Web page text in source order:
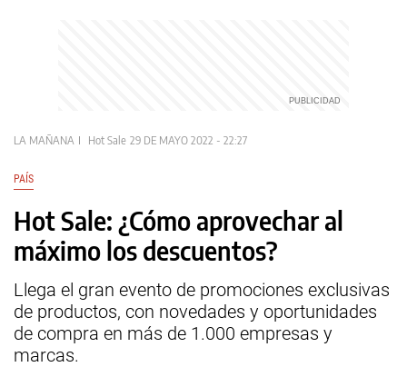
LA MAÑANA Hot Sale 29 DE MAYO 2022 - 22:27
PAÍS
Hot Sale: ¿Cómo aprovechar al
máximo los descuentos?
Llega el gran evento de promociones exclusivas
de productos, con novedades y oportunidades
de compra en más de 1.000 empresas y
marcas.